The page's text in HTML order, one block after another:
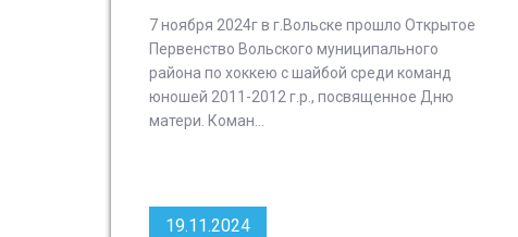
7 ноября 2024г в г.Вольске прошло Открытое
Первенство Вольского муниципального
района по хоккею с шайбой среди команд
юношей 2011-2012 г.р., посвященное Дню
матери. Коман...
19.11.2024